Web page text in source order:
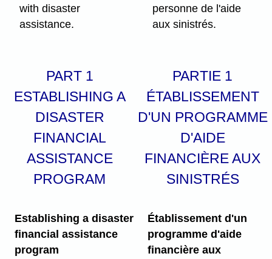
with disaster
assistance.
personne de l'aide
aux sinistrés.
PART 1
ESTABLISHING A
DISASTER
FINANCIAL
ASSISTANCE
PROGRAM
PARTIE 1
ÉTABLISSEMENT
D'UN PROGRAMME
D'AIDE
FINANCIÈRE AUX
SINISTRÉS
Establishing a disaster
financial assistance
program
Établissement d'un
programme d'aide
financière aux